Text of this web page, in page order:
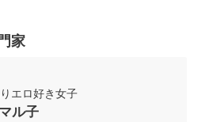
家
エロ好き女子
ル子